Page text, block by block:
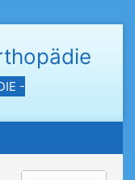
-